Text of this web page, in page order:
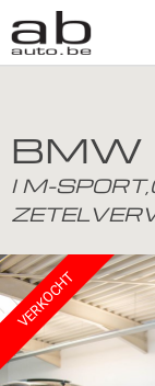
BMW
I M-
VERKOCHT